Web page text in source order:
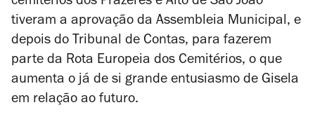
tiveram a aprovação da Assembleia Municipal, e
depois do Tribunal de Contas, para fazerem
parte da Rota Europeia dos Cemitérios, o que
aumenta o já de si grande entusiasmo de Gisela
em relação ao futuro.